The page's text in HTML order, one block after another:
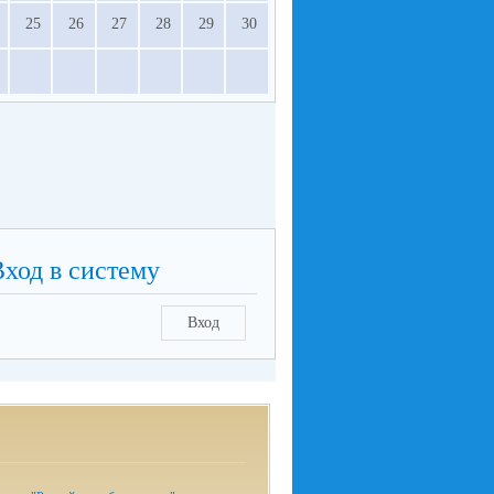
25 26 27 28 29 30
в систему
Вход